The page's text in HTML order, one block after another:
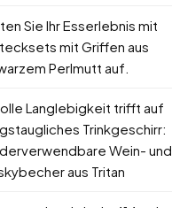
Sie Ihr Esserlebnis mit
mit Griffen aus
Perlmutt auf.
Langlebigkeit trifft auf
Trinkgeschirr:
Wein- und
aus Tritan